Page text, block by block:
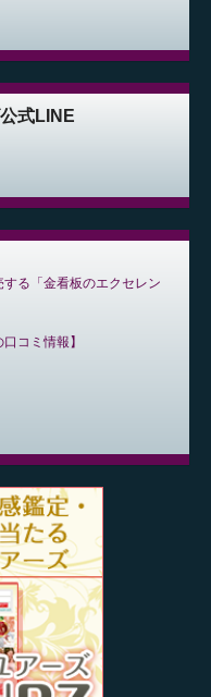
式LINE
る「金看板のエクセレン
口コミ情報